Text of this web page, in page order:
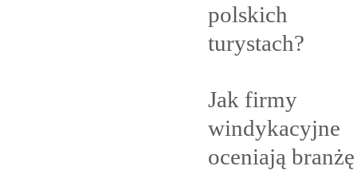
polskich
turystach?
Jak firmy
windykacyjne
oceniają branżę